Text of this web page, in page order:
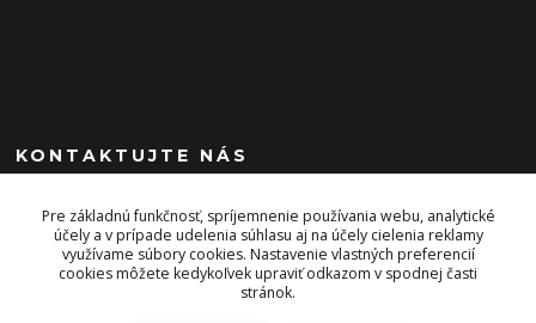
KONTAKTUJTE NÁS
+421 903 243 393
info@energysport.sk
Pre základnú funkčnosť, spríjemnenie používania webu, analytické
účely a v prípade udelenia súhlasu aj na účely cielenia reklamy
využívame súbory cookies. Nastavenie vlastných preferencií
cookies môžete kedykoľvek upraviť odkazom v spodnej časti
stránok.